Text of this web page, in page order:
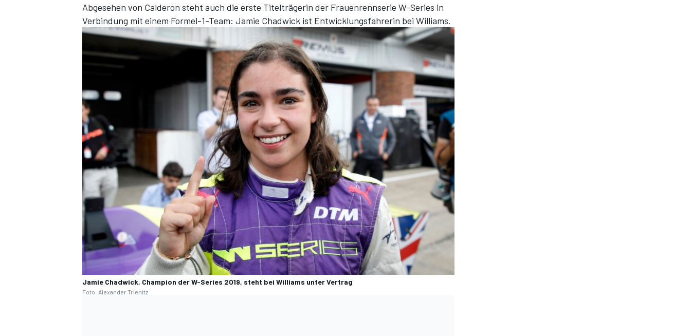
Abgesehen von Calderon steht auch die erste Titelträgerin der Frauenrennserie W-Series in
Verbindung mit einem Formel-1-Team: Jamie Chadwick ist Entwicklungsfahrerin bei Williams.
Jamie Chadwick, Champion der W-Series 2019, steht bei Williams unter Vertrag
Foto: Alexander Trienitz